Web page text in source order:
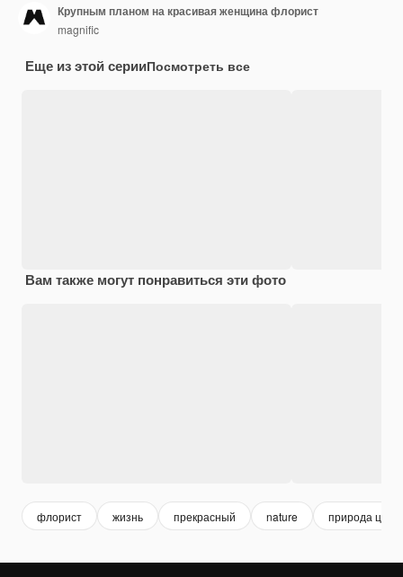
Крупным планом на красивая женщина флорист
magnific
Еще из этой серииПосмотреть все
Вам также могут понравиться эти фото
флорист жизнь прекрасный nature природа